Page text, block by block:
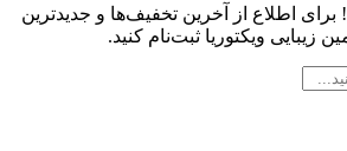
برای اطلاع از آخرین تخفیف‌ها و جدیدترین
زیبایی ویکتوریا ثبت‌نام کنید.